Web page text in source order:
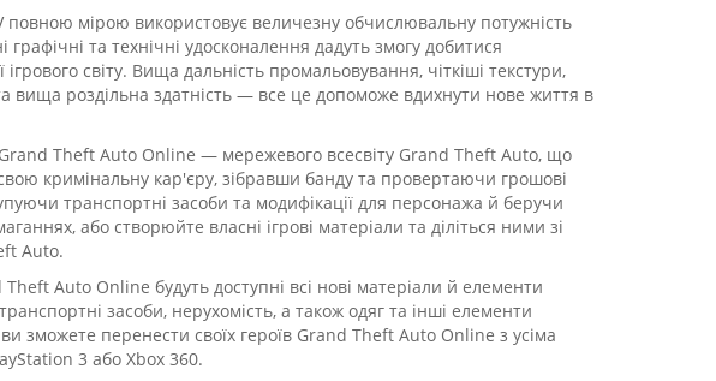
мірою використовує величезну обчислювальну потужність
та технічні удосконалення дадуть змогу добитися
ігрового світу. Вища дальність промальовування, чіткіші текстури,
вища роздільна здатність — все це допоможе вдихнути нове життя в
Theft Auto Online — мережевого всесвіту Grand Theft Auto, що
кримінальну кар'єру, зібравши банду та провертаючи грошові
транспортні засоби та модифікації для персонажа й беручи
або створюйте власні ігрові матеріали та діліться ними зі
Auto.
Auto Online будуть доступні всі нові матеріали й елементи
засоби, нерухомість, а також одяг та інші елементи
зможете перенести своїх героїв Grand Theft Auto Online з усіма
3 або Xbox 360.